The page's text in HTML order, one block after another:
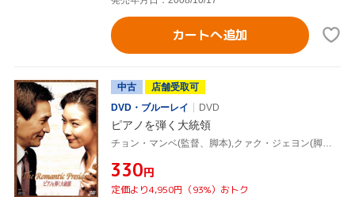
カートへ追加
中古
店舗受取可
DVD・ブルーレイ
DVD
ピアノを弾く大統領
¥330円
定価より4,950円（93%）おトク